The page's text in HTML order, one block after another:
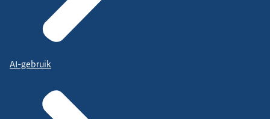
AI-gebruik